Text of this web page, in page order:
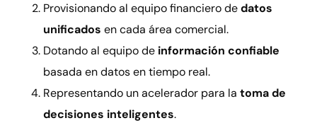
Provisionando al equipo financiero dedatos
unificados en cada área comercial.
Dotando al equipo de información confiable
basada en datos en tiempo real.
Representando un acelerador para latoma de
decisiones inteligentes.